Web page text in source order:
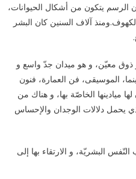
ألف سنة. وكان الرسم يتكون من أشكال الحيوانات،
آلاف السنين كان البشر
ذوق معيّن، و هو ميدان جدّ واسع و
الموسيقى، فن العمارة، فنون
ميادينها الخاصّة بها، و هناك من
يحمل دلالات الوجدان والإحساس
البشريّة، و الارتقاء بها إلى